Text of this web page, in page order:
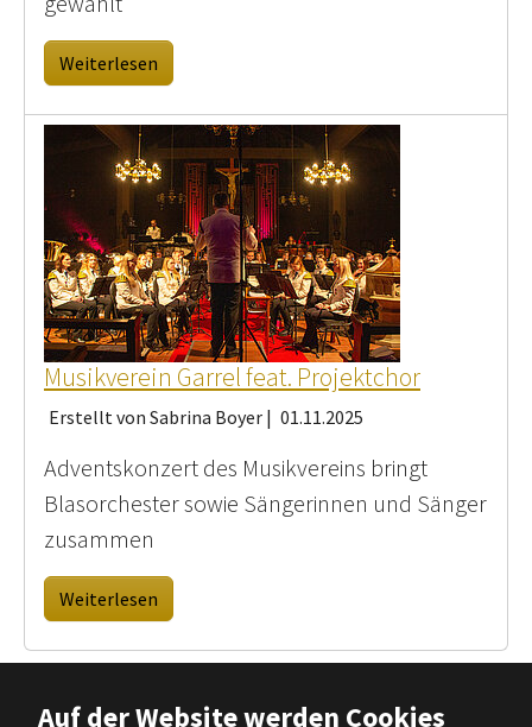
Auf der Website werden Cookies
Weiterlesen
Musikverein Garrel feat. Projektchor
Erstellt von Sabrina Boyer | 01.11.2025
Adventskonzert des Musikvereins bringt
Blasorchester sowie Sängerinnen und Sänger
zusammen
Weiterlesen